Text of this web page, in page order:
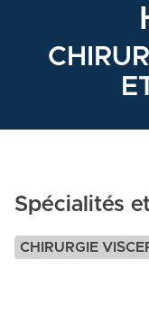
Spécialités
CHIRURGIE